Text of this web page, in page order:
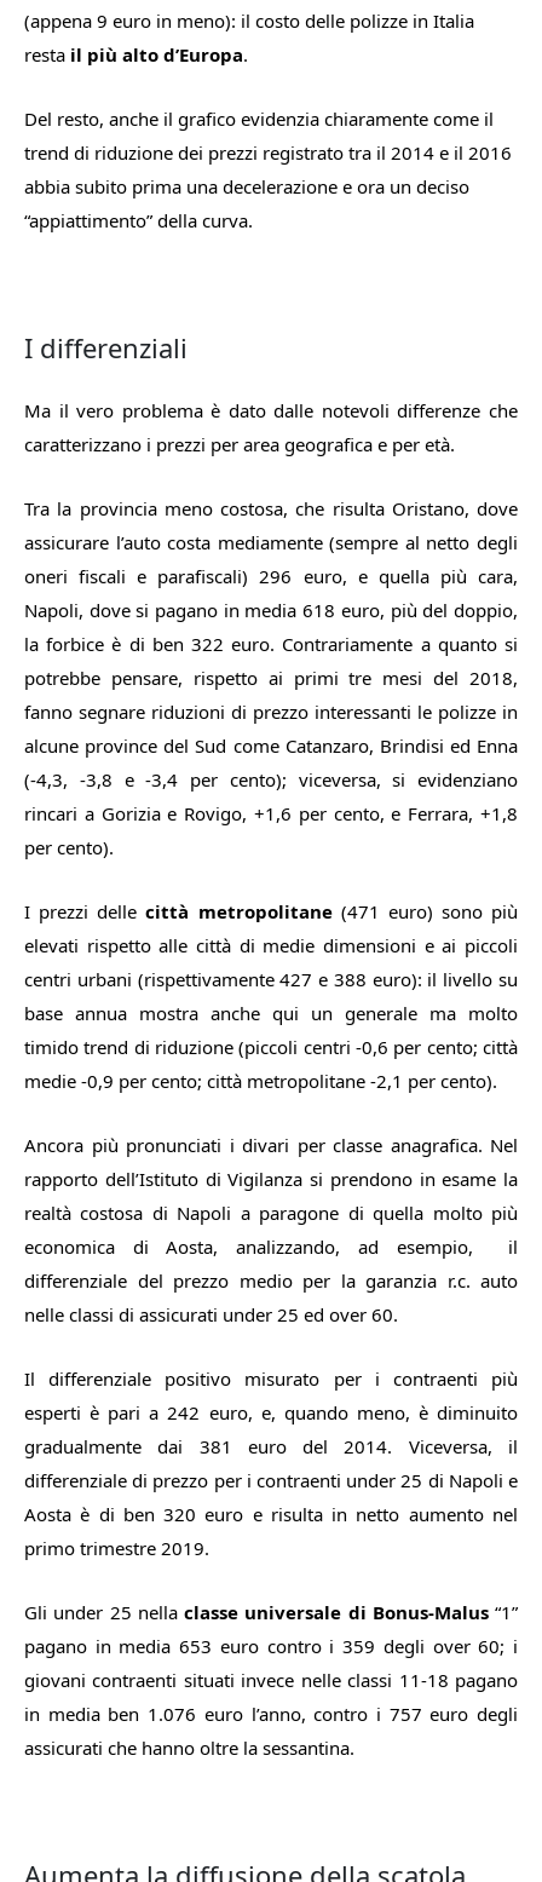
(appena 9 euro in meno): il costo delle polizze in Italia
resta il più alto d’Europa.
Del resto, anche il grafico evidenzia chiaramente come il
trend di riduzione dei prezzi registrato tra il 2014 e il 2016
abbia subito prima una decelerazione e ora un deciso
“appiattimento” della curva.
I differenziali
Ma il vero problema è dato dalle notevoli differenze che
caratterizzano i prezzi per area geografica e per età.
Tra la provincia meno costosa, che risulta Oristano, dove
assicurare l’auto costa mediamente (sempre al netto degli
oneri fiscali e parafiscali) 296 euro, e quella più cara,
Napoli, dove si pagano in media 618 euro, più del doppio,
la forbice è di ben 322 euro. Contrariamente a quanto si
potrebbe pensare, rispetto ai primi tre mesi del 2018,
fanno segnare riduzioni di prezzo interessanti le polizze in
alcune province del Sud come Catanzaro, Brindisi ed Enna
(-4,3, -3,8 e -3,4 per cento); viceversa, si evidenziano
rincari a Gorizia e Rovigo, +1,6 per cento, e Ferrara, +1,8
per cento).
I prezzi dellecittà metropolitane(471 euro) sono più
elevati rispetto alle città di medie dimensioni e ai piccoli
centri urbani (rispettivamente 427 e 388 euro): il livello su
base annua mostra anche qui un generale ma molto
timido trend di riduzione (piccoli centri -0,6 per cento; città
medie -0,9 per cento; città metropolitane -2,1 per cento).
Ancora più pronunciati i divari per classe anagrafica. Nel
rapporto dell’Istituto di Vigilanza si prendono in esame la
realtà costosa di Napoli a paragone di quella molto più
economica di Aosta, analizzando, ad esempio, il
differenziale del prezzo medio per la garanzia r.c. auto
nelle classi di assicurati under 25 ed over 60.
Il differenziale positivo misurato per i contraenti più
esperti è pari a 242 euro, e, quando meno, è diminuito
gradualmente dai 381 euro del 2014. Viceversa, il
differenziale di prezzo per i contraenti under 25 di Napoli e
Aosta è di ben 320 euro e risulta in netto aumento nel
primo trimestre 2019.
Gli under 25 nella classe universale di Bonus-Malus“1”
pagano in media 653 euro contro i 359 degli over 60; i
giovani contraenti situati invece nelle classi 11-18 pagano
in media ben 1.076 euro l’anno, contro i 757 euro degli
assicurati che hanno oltre la sessantina.
Aumenta la diffusione della scatola